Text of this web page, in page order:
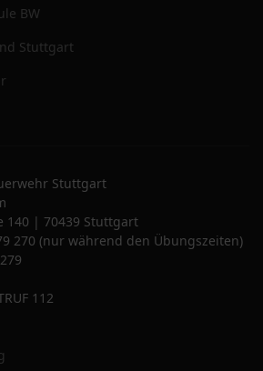
BW
Stuttgart
Stuttgart
140 | 70439 Stuttgart
270 (nur während den Übungszeiten)
112